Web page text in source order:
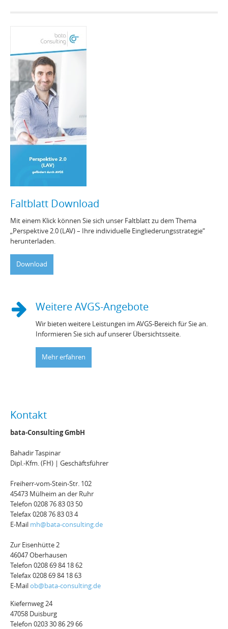
Faltblatt Download
Mit einem Klick können Sie sich unser Faltblatt zu dem Thema
„Perspektive 2.0 (LAV) – Ihre individuelle Eingliederungsstrategie“
herunterladen.
Download
Weitere AVGS-Angebote
Wir bieten weitere Leistungen im AVGS-Bereich für Sie an.
Informieren Sie sich auf unserer Übersichtsseite.
Mehr erfahren
Kontakt
bata-Consulting GmbH
Bahadir Taspinar
Dipl.-Kfm. (FH) | Geschäftsführer
Freiherr-vom-Stein-Str. 102
45473 Mülheim an der Ruhr
Telefon 0208 76 83 03 50
Telefax 0208 76 83 03 4
E-Mail mh@bata-consulting.de
Zur Eisenhütte 2
46047 Oberhausen
Telefon 0208 69 84 18 62
Telefax 0208 69 84 18 63
E-Mailob@bata-consulting.de
Kiefernweg 24
47058 Duisburg
Telefon 0203 30 86 29 66